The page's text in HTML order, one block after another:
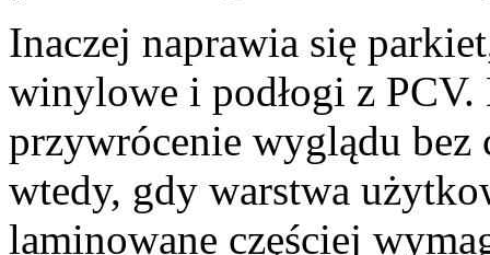
Inaczej naprawia się
winylowe i podłogi z PCV.
przywrócenie wyglądu
wtedy, gdy warstwa
laminowane częściej